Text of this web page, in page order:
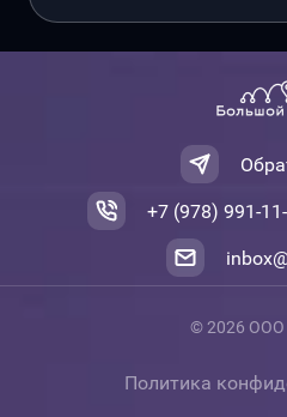
+7 (978) 991-
© 2026 ООО
Политика